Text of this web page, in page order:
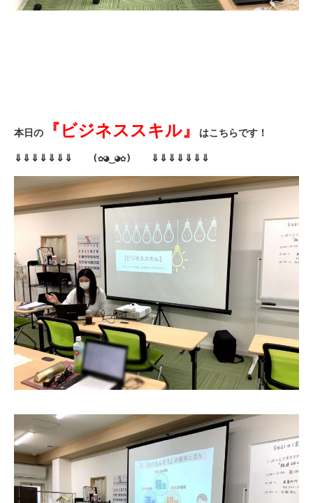
本日の 『ビジネススキル』 はこちらです！
⇓⇓⇓⇓⇓⇓⇓ (✿◕‿◕✿) ⇓⇓⇓⇓⇓⇓⇓